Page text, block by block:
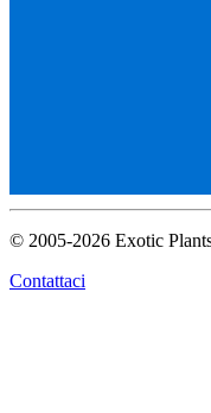
© 2005-2026 Exotic
Contattaci